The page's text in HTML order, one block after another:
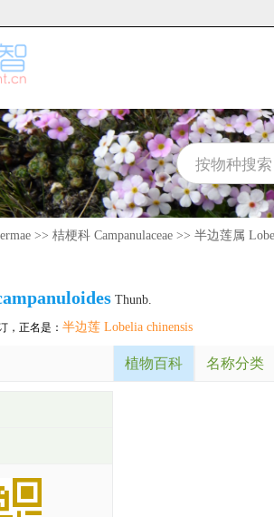
>> 桔梗科 Campanulaceae >> 半边莲属
Thunb.
，正名是： 半边莲 Lobelia chinensis
植物百科 名称分类